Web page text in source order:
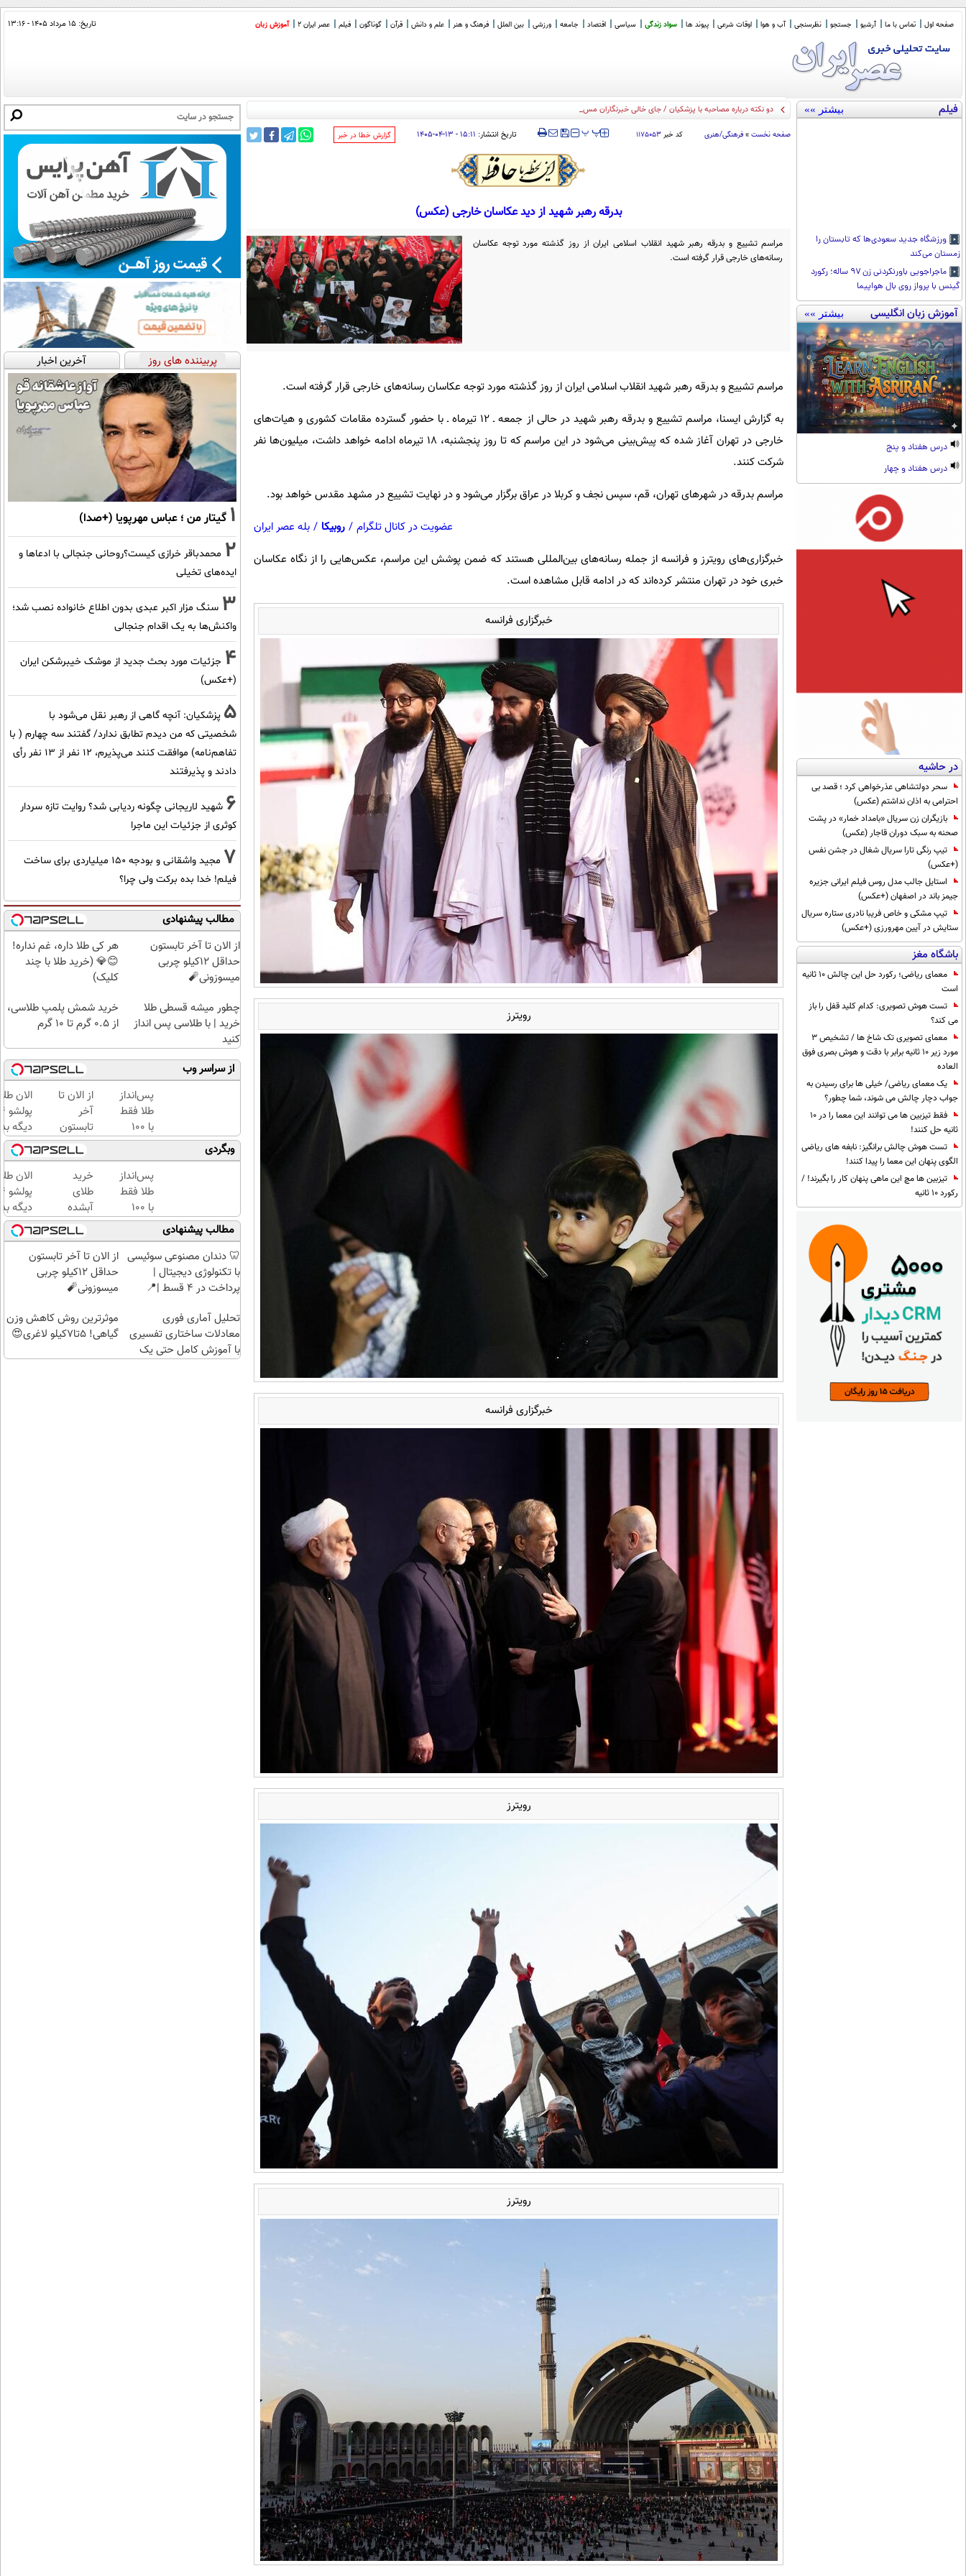
صفحه اول تماس با ما آرشیو جستجو نظرسنجی آب و هوا اوقات شرعی پیوند ها سواد زندگی سیاسی اقتصاد جامعه ورزشی بین الملل فرهنگ و هنر علم و دانش قرآن گوناگون فیلم عصر ایران 2 آموزش زبان تاریخ: ۱۵ مرداد ۱۴۰۵ - ۱۳:۱۶
فیلم بیشتر »»
ورزشگاه جدید سعودی‌ها که تابستان را
زمستان می‌کند
ماجراجویی باورنکردنی زن ۹۷ ساله؛ رکورد
گینس با پرواز روی بال هواپیما
آموزش زبان انگلیسی بیشتر »»
درس هفتاد و پنج
درس هفتاد و چهار
در حاشیه
سحر دولتشاهی عذرخواهی کرد ؛ قصد بی
احترامی به اذان نداشتم (عکس)
بازیگران زن سریال «بامداد خمار» در پشت
صحنه به سبک دوران قاجار (عکس)
تیپ رنگی تارا سریال شغال در جشن نفس
(+عکس)
استایل جالب مدل روس فیلم ایرانی جزیره
جیمز باند در اصفهان (+عکس)
تیپ مشکی و خاص فریبا نادری ستاره سریال
ستایش در آیین مهرورزی (+عکس)
باشگاه مغز
معمای ریاضی؛ رکورد حل این چالش 10 ثانیه
است
تست هوش تصویری: کدام کلید قفل را باز
می کند؟
معمای تصویری تک شاخ ها / تشخیص 3
مورد زیر 10 ثانیه برابر با دقت و هوش بصری فوق
العاده
یک معمای ریاضی/ خیلی ها برای رسیدن به
جواب دچار چالش می شوند، شما چطور؟
فقط تیزبین ها می توانند این معما را در 10
ثانیه حل کنند!
تست هوش چالش برانگیز: نابغه های ریاضی
الگوی پنهان این معما را پیدا کنند!
تیزبین ها مچ این ماهی پنهان کار را بگیرند! /
رکورد 10 ثانیه
دو نکته درباره مصاحبه با پزشکیان / جای خالی خبرنگاران مستقل
صفحه نخست » فرهنگی/هنری کد خبر۱۱۷۵۰۵۳ ‍‍‍ پ پ تاریخ انتشار: ۱۵:۱۱ - ۱۳-۰۴-۱۴۰۵ ‌گزارش خطا در خبر
بدرقه رهبر شهید از دید عکاسان خارجی (عکس)
مراسم تشییع و بدرقه رهبر شهید انقلاب اسلامی ایران از روز گذشته مورد توجه عکاسان
رسانه‌های خارجی قرار گرفته است.
مراسم تشییع و بدرقه رهبر شهید انقلاب اسلامی ایران از روز گذشته مورد توجه عکاسان رسانه‌های خارجی قرار گرفته است.
به گزارش ایسنا، مراسم تشییع و بدرقه رهبر شهید در حالی از جمعه ـ ۱۲ تیرماه ـ با حضور گسترده مقامات کشوری و هیات‌های
خارجی در تهران آغاز شده که پیش‌بینی می‌شود در این مراسم که تا روز پنجشنبه، ۱۸ تیرماه ادامه خواهد داشت، میلیون‌ها نفر
شرکت کنند.
مراسم بدرقه در شهرهای تهران، قم، سپس نجف و کربلا در عراق برگزار می‌شود و در نهایت تشییع در مشهد مقدس خواهد بود.
عضویت در کانال تلگرام / روبیکا / بله عصر ایران
خبرگزاری‌های رویترز و فرانسه از جمله رسانه‌های بین‌المللی هستند که ضمن پوشش این مراسم، عکس‌هایی را از نگاه عکاسان
خبری خود در تهران منتشر کرده‌اند که در ادامه قابل مشاهده است.
خبرگزاری فرانسه
رویترز
خبرگزاری فرانسه
رویترز
رویترز
پربیننده های روز آخرین اخبار
1 گیتار من ؛ عباس مهرپویا (+صدا)
2 محمدباقر خرازی کیست؟روحانی جنجالی با ادعاها و
ایده‌های تخیلی
3 سنگ مزار اکبر عبدی بدون اطلاع خانواده نصب شد؛
واکنش‌ها به یک اقدام جنجالی
4 جزئیات مورد بحث جدید از موشک خیبرشکن ایران
(+عکس)
5 پزشکیان‌: آنچه گاهی از رهبر نقل می‌شود با
شخصیتی که من دیدم تطابق ندارد/ گفتند سه چهارم ( با
تفاهم‌نامه) موافقت کنند می‌پذیرم، 12 نفر از 13 نفر رأی
دادند و پذیرفتند
6 شهید لاریجانی چگونه ردیابی شد؟ روایت تازه سردار
کوثری از جزئیات این ماجرا
7
مجید واشقانی و بودجه 150 میلیاردی برای ساخت
فیلم! خدا بده برکت ولی چرا؟
مطالب پیشنهادی
از الان تا آخر تابستون
حداقل 12کیلو چربی
میسوزونی🧨
هر کی طلا داره، غم نداره!
😊💎 (خرید طلا با چند
کلیک)
چطور میشه قسطی طلا
خرید | با طلاسی پس انداز
کنید
خرید شمش پلمپ طلاسی،
از ۰.۵ گرم تا ۱۰ گرم
از سراسر وب
پس‌انداز
طلا فقط
با ۱۰۰
هزارتومان
(امن و
راحت)
از الان تا
آخر
تابستون
حداقل
12کیلو
چربی
میسوزونی
🧨
الان
دیگه
طلا با
بی‌بهره
وبگردی
پس‌انداز
طلا فقط
با ۱۰۰
هزارتومان
(امن و
راحت)
خرید
طلای
آبشده
حتی با
۱۰۰هزارتومان
الان
دیگه
طلا با
بی‌بهره
مطالب پیشنهادی
🦷 دندان مصنوعی سوئیسی
با تکنولوژی دیجیتال |
پرداخت در 4 قسط |📍
از الان تا آخر تابستون
حداقل 12کیلو چربی
میسوزونی🧨
تحلیل آماری فوری
معادلات ساختاری تفسیری
با آموزش کامل حتی یک
موثرترین روش کاهش وزن
گیاهی! 5تا۷کیلو لاغری😍